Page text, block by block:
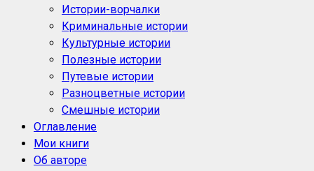
Истории-ворчалки
Криминальные истории
Культурные истории
Полезные истории
Путевые истории
Разноцветные истории
Смешные истории
Оглавление
Мои книги
Об авторе